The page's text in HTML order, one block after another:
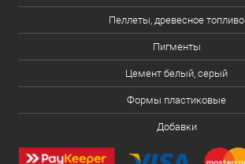
Пеллеты, древесное топливо
Пигменты
Цемент белый, серый
Формы пластиковые
Добавки